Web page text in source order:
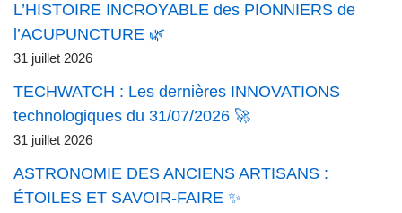
L’HISTOIRE INCROYABLE des PIONNIERS de
l’ACUPUNCTURE 🌿
31 juillet 2026
TECHWATCH : Les dernières INNOVATIONS
technologiques du 31/07/2026 🚀
31 juillet 2026
ASTRONOMIE DES ANCIENS ARTISANS :
ÉTOILES ET SAVOIR-FAIRE ✨